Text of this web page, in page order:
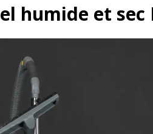
humide et sec